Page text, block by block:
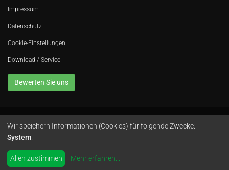
Impressum
Datenschutz
Cookie-Einstellungen
Download / Service
Bewerten Sie uns
Avola GmbH • In der Fleute 52 • 42389 Wuppertal • Telefon 0202 260 666 0
Instagram
Wir speichern Informationen (Cookies) für folgende Zwecke:
System
Allen zustimmen Mehr erfahren...